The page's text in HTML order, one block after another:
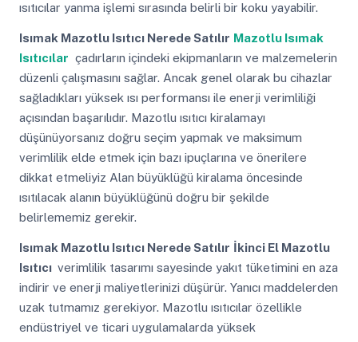
ısıtıcılar yanma işlemi sırasında belirli bir koku yayabilir.
Isımak Mazotlu Isıtıcı Nerede Satılır Mazotlu Isımak
Isıtıcılar çadırların içindeki ekipmanların ve malzemelerin
düzenli çalışmasını sağlar. Ancak genel olarak bu cihazlar
sağladıkları yüksek ısı performansı ile enerji verimliliği
açısından başarılıdır. Mazotlu ısıtıcı kiralamayı
düşünüyorsanız doğru seçim yapmak ve maksimum
verimlilik elde etmek için bazı ipuçlarına ve önerilere
dikkat etmeliyiz Alan büyüklüğü kiralama öncesinde
ısıtılacak alanın büyüklüğünü doğru bir şekilde
belirlememiz gerekir.
Isımak Mazotlu Isıtıcı Nerede Satılır İkinci El Mazotlu
Isıtıcı verimlilik tasarımı sayesinde yakıt tüketimini en aza
indirir ve enerji maliyetlerinizi düşürür. Yanıcı maddelerden
uzak tutmamız gerekiyor. Mazotlu ısıtıcılar özellikle
endüstriyel ve ticari uygulamalarda yüksek